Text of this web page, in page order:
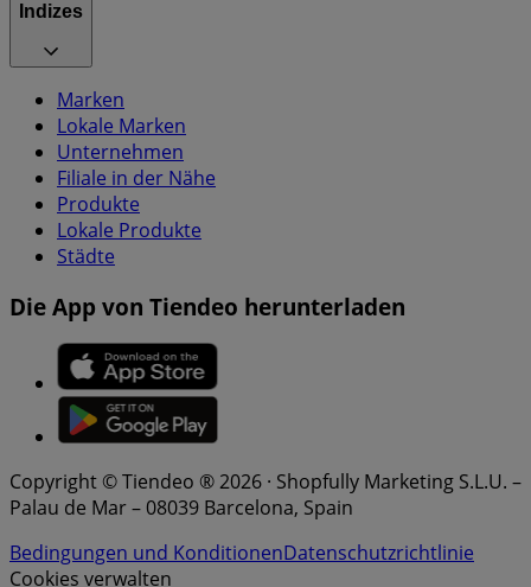
Indizes
Marken
Lokale Marken
Unternehmen
Filiale in der Nähe
Produkte
Lokale Produkte
Städte
Die App von Tiendeo herunterladen
Copyright © Tiendeo ® 2026 · Shopfully Marketing S.L.U. –
Palau de Mar – 08039 Barcelona, Spain
Bedingungen und KonditionenDatenschutzrichtlinie
Cookies verwalten